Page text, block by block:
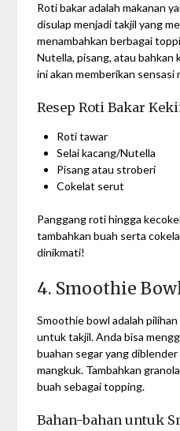
Roti bakar adalah makanan
disulap menjadi takjil yang
menambahkan berbagai
Nutella, pisang, atau bahkan
ini akan memberikan sensasi
Resep Roti Bakar
Roti tawar
Selai kacang/Nutella
Pisang atau stroberi
Cokelat serut
Panggang roti hingga
tambahkan buah serta
dinikmati!
4. Smoothie
Smoothie bowl adalah
untuk takjil. Anda bisa
buahan segar yang diblender
mangkuk. Tambahkan
buah sebagai topping.
Bahan-bahan untuk